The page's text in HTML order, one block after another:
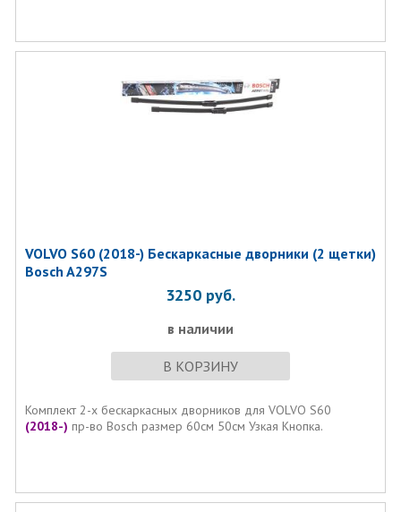
VOLVO S60 (2018-) Бескаркасные дворники (2 щетки)
Bosch A297S
3250 руб.
в наличии
В КОРЗИНУ
Комплект 2-х бескаркасных дворников для VOLVO S60
(2018-) пр-во Bosch размер 60см 50см Узкая Кнопка.